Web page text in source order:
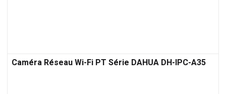
Caméra Réseau Wi-Fi PT Série DAHUA DH-IPC-A35